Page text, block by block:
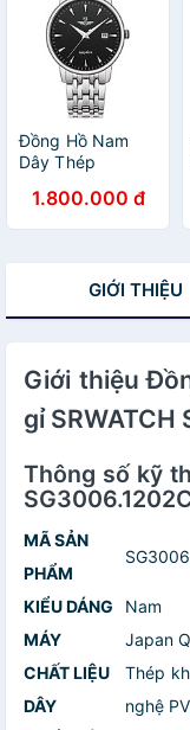
Đồng Hồ Nam
Dây Thép
SG1072.1101TE
1.800.000 đ
GIỚI THIỆU
Giới thiệu
gỉ
Thông số kỹ
MÃ SẢN
PHẨM
KIỂU DÁNG
Nam
MÁY
Japan
CHẤT LIỆU
DÂY
Thép
nghệ